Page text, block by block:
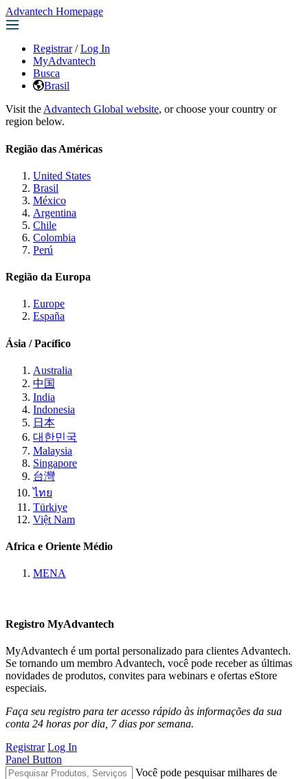
Advantech Homepage
Registrar / Log In
MyAdvantech
Busca
Brasil
Visit the Advantech Global website, or choose your country or
region below.
Região das Américas
United States
Brasil
México
Argentina
Chile
Colombia
Perú
Região da Europa
Europe
España
Ásia / Pacífico
Australia
中国
India
Indonesia
日本
대한민국
Malaysia
Singapore
台灣
ไทย
Türkiye
Việt Nam
Africa e Oriente Médio
MENA
Registro MyAdvantech
MyAdvantech é um portal personalizado para clientes Advantech.
Se tornando um membro Advantech, você pode receber as últimas
novidades de produtos, convites para webinars e ofertas eStore
especiais.
Faça seu registro para ter acesso rápido às informações da sua
conta 24 horas por dia, 7 dias por semana.
Registrar Log In
Panel Button
Você pode pesquisar milhares de